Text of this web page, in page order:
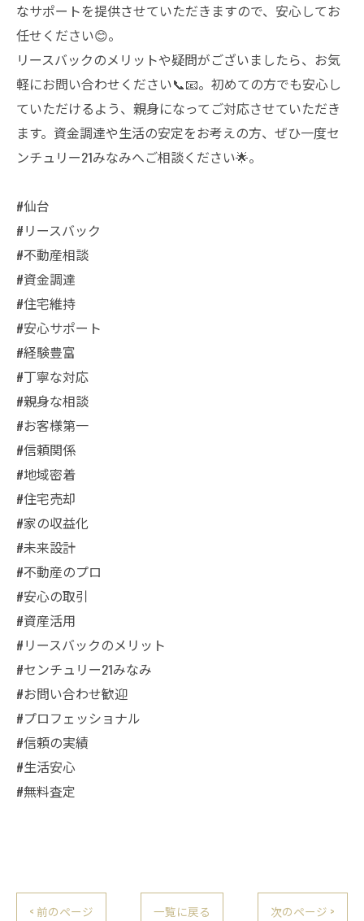
なサポートを提供させていただきますので、安心してお
任せください😊。
リースバックのメリットや疑問がございましたら、お気
軽にお問い合わせください📞📧。初めての方でも安心し
ていただけるよう、親身になってご対応させていただき
ます。資金調達や生活の安定をお考えの方、ぜひ一度セ
ンチュリー21みなみへご相談ください🌟。
#仙台
#リースバック
#不動産相談
#資金調達
#住宅維持
#安心サポート
#経験豊富
#丁寧な対応
#親身な相談
#お客様第一
#信頼関係
#地域密着
#住宅売却
#家の収益化
#未来設計
#不動産のプロ
#安心の取引
#資産活用
#リースバックのメリット
#センチュリー21みなみ
#お問い合わせ歓迎
#プロフェッショナル
#信頼の実績
#生活安心
#無料査定
< 前のページ 一覧に戻る 次のページ >